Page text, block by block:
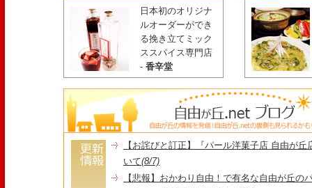
日本初のオリジナ
ルオーダーができ
る挽き立てミック
ススパイス専門店
- 香辛堂
【お詫びと訂正】『パール洋菓子店 自由が
いて(8/7)
【悲報】おかわり自由！で有名な自由が丘の